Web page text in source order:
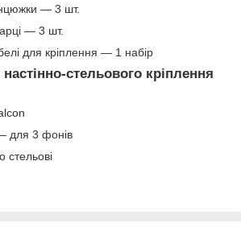
— 3 шт.
— 3 шт.
для кріплення — 1 набір
стельового кріплення
для 3 фонів
стельові